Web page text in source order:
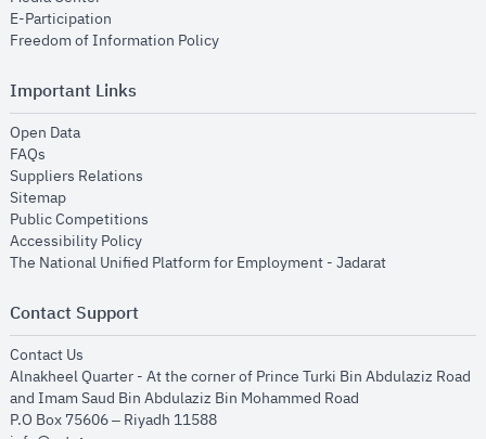
E-Participation
Freedom of Information Policyopens in new window
Important Links
Open Dataopens in new window
FAQs
Suppliers Relations
Sitemapopens in new window
Public Competitions
Accessibility Policyopens in new window
The National Unified Platform for Employment - Jadaratopens in new
Contact Support
Contact Us
Alnakheel Quarter - At the corner of Prince Turki Bin Abdulaziz Road
and Imam Saud Bin Abdulaziz Bin Mohammed Road​
P.O Box 75606 – Riyadh 11588